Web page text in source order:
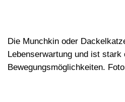
Die Munchkin oder
Lebenserwartung und ist
Bewegungsmöglichkeiten.